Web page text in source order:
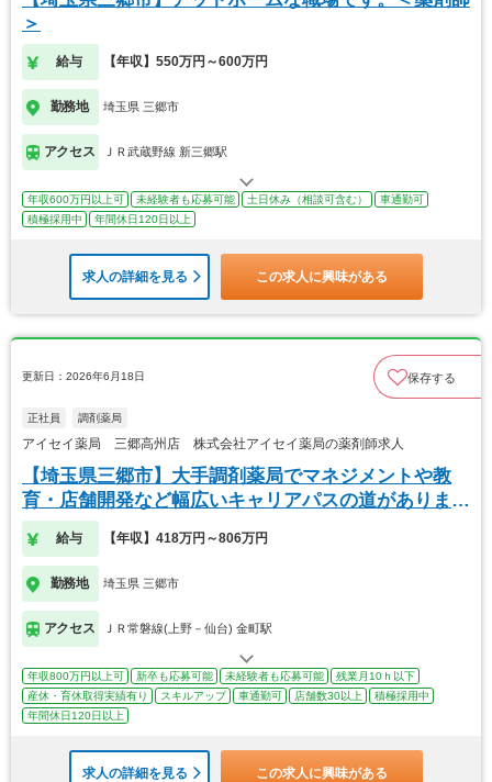
＞
給与 【年収】550万円～600万円
勤務地 埼玉県 三郷市
アクセス ＪＲ武蔵野線 新三郷駅
年収600万円以上可 未経験者も応募可能 土日休み（相談可含む）
車通勤可
積極採用中
年間休日120日以上
求人の詳細を見る この求人に興味がある
更新日：2026年6月18日 保存する
正社員 調剤薬局
アイセイ薬局 三郷高州店 株式会社アイセイ薬局の薬剤師求人
【埼玉県三郷市】大手調剤薬局でマネジメントや教
育・店舗開発など幅広いキャリアパスの道がありま
す！
給与 【年収】418万円～806万円
勤務地 埼玉県 三郷市
アクセス ＪＲ常磐線(上野－仙台) 金町駅
年収800万円以上可 新卒も応募可能 未経験者も応募可能
残業月10ｈ以下
産休・育休取得実績有り
スキルアップ 車通勤可 店舗数30以上
積極採用中
年間休日120日以上
求人の詳細を見る この求人に興味がある